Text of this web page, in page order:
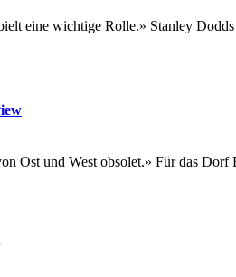
eine wichtige Rolle.» Stanley
Ost und West obsolet.» Für das